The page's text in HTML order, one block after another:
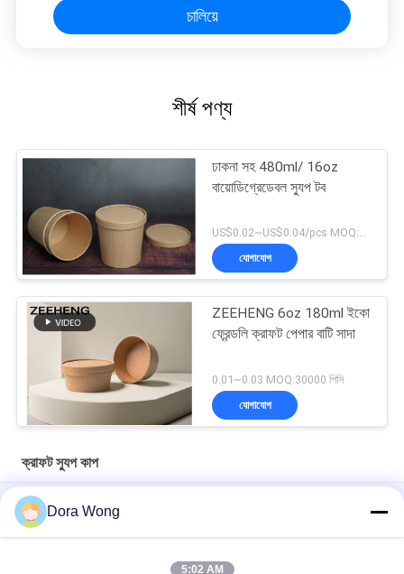
চালিয়ে
শীর্ষ পণ্য
ঢাকনা সহ 480ml/ 16oz
বায়োডিগ্রেডেবল স্যুপ টব
US$0.02~US$0.04/pcs MOQ:30000 পিসি
যোগাযোগ
ZEEHENG 6oz 180ml ইকো
ফ্রেন্ডলি ক্রাফট পেপার বাটি সাদা
0.01~0.03 MOQ:30000 পিসি
যোগাযোগ
ক্রাফট স্যুপ কাপ
350 এমিলি 40gsm ক্রিপ্ট পেপার কাপ ঢাকনা দিয়ে দূরে ডিসপোজেবল পেপার স্যুপ কাপ
নিন
Dora Wong
5:02 AM